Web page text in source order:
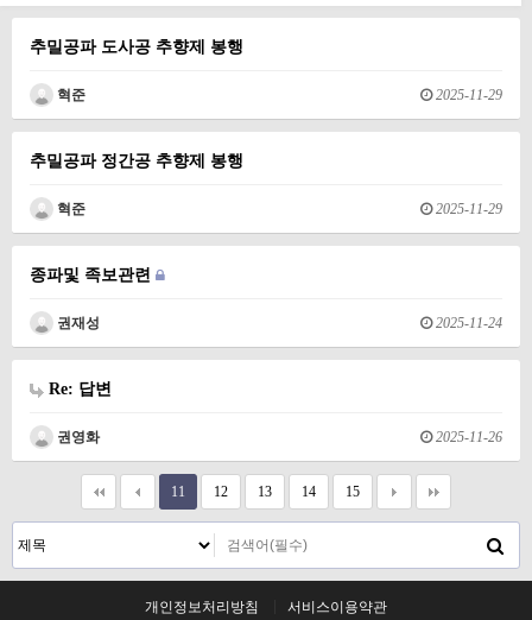
추밀공파 도사공 추향제 봉행
혁준 2025-11-29
추밀공파 정간공 추향제 봉행
혁준 2025-11-29
종파및 족보관련
권재성 2025-11-24
Re: 답변
권영화 2025-11-26
11 12 13 14 15
개인정보처리방침 서비스이용약관